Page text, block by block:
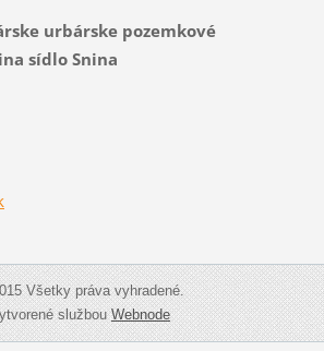
urbárske pozemkové
sídlo Snina
Všetky práva vyhradené.
službouWebnode